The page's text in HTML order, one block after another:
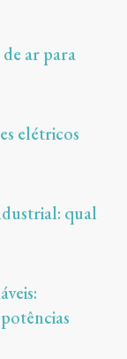
ar para
elétricos
qual